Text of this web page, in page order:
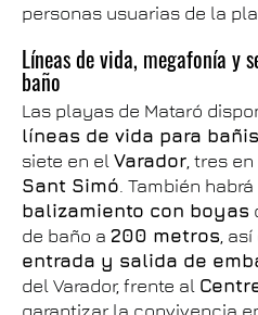
personas usuarias de la
Líneas de vida, megafonía y
baño
Las playas de Mataró
líneas de vida para
siete en el Varador , tres
Sant Simó . También
balizamiento con boyas
de baño a 200 metros ,
entrada y salida de
del Varador, frente al
garantizar la convivencia